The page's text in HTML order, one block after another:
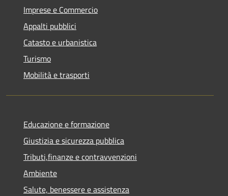
Imprese e Commercio
Appalti pubblici
Catasto e urbanistica
Turismo
Mobilità e trasporti
Educazione e formazione
Giustizia e sicurezza pubblica
Tributi,finanze e contravvenzioni
Ambiente
Salute, benessere e assistenza